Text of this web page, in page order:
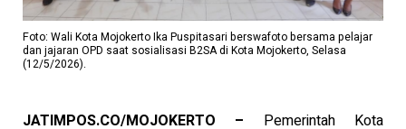
Foto: Wali Kota Mojokerto Ika Puspitasari berswafoto bersama pelajar
dan jajaran OPD saat sosialisasi B2SA di Kota Mojokerto, Selasa
(12/5/2026).
JATIMPOS.CO/MOJOKERTO – Pemerintah Kota